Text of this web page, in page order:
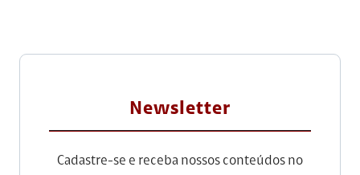
Newsletter
Cadastre-se e receba nossos conteúdos no